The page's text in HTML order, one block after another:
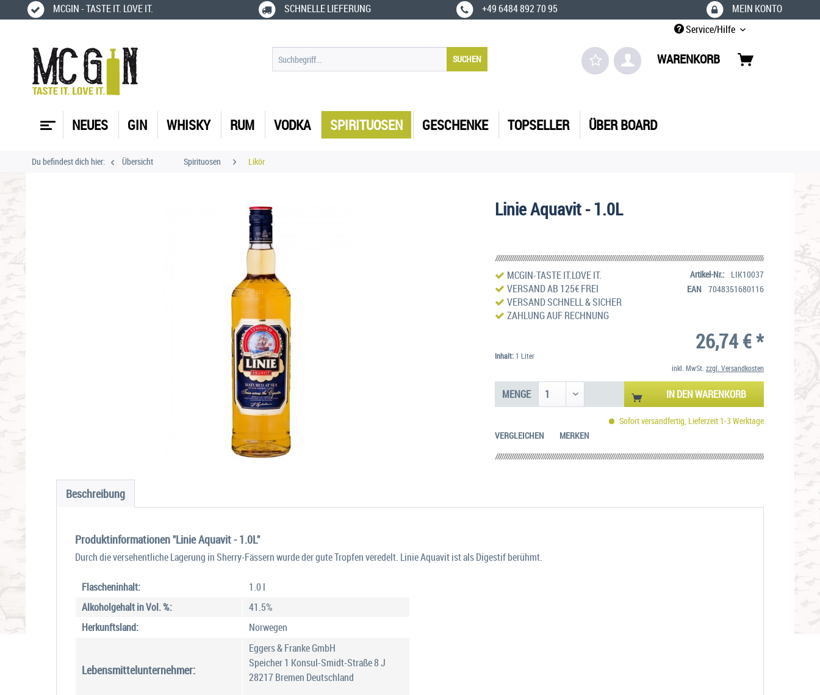
MCGIN - TASTE IT. LOVE IT. SCHNELLE LIEFERUNG +49 6484 892 70 95
MEIN KONTO
Service/Hilfe
SUCHEN WARENKORB
NEUES GIN WHISKY RUM VODKA SPIRITUOSEN GESCHENKE TOPSELLER ÜBER BOARD
Du befindest dich hier: Übersicht Spirituosen Likör
Linie Aquavit - 1.0L
MCGIN-TASTE IT.LOVE IT.
VERSAND AB 125€ FREI
VERSAND SCHNELL & SICHER
ZAHLUNG AUF RECHNUNG
Artikel-Nr.:
LIK10037
EAN
7048351680116
26,74 € *
Inhalt:1 Liter
inkl. MwSt. zzgl. Versandkosten
MENGE IN DENWARENKORB
Sofort versandfertig, Lieferzeit 1-3 Werktage
VERGLEICHEN
MERKEN
Beschreibung
Produktinformationen "Linie Aquavit - 1.0L"
Durch die versehentliche Lagerung in Sherry-Fässern wurde der gute Tropfen veredelt. Linie Aquavit ist als Digestif berühmt.
Flascheninhalt:
1.0 l
Alkoholgehalt in Vol. %:
41.5%
Herkunftsland:
Norwegen
Lebensmittelunternehmer:
Eggers & Franke GmbH
Speicher 1 Konsul-Smidt-Straße 8 J
28217 Bremen Deutschland